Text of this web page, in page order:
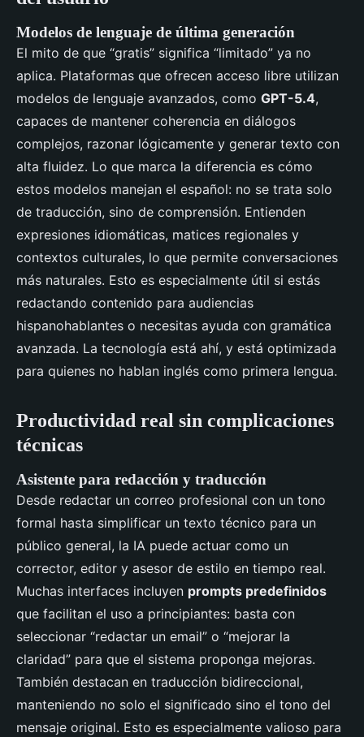
Modelos de lenguaje de última generación
El mito de que “gratis” significa “limitado” ya no
aplica. Plataformas que ofrecen acceso libre utilizan
modelos de lenguaje avanzados, como GPT-5.4,
capaces de mantener coherencia en diálogos
complejos, razonar lógicamente y generar texto con
alta fluidez. Lo que marca la diferencia es cómo
estos modelos manejan el español: no se trata solo
de traducción, sino de comprensión. Entienden
expresiones idiomáticas, matices regionales y
contextos culturales, lo que permite conversaciones
más naturales. Esto es especialmente útil si estás
redactando contenido para audiencias
hispanohablantes o necesitas ayuda con gramática
avanzada. La tecnología está ahí, y está optimizada
para quienes no hablan inglés como primera lengua.
Productividad real sin complicaciones
técnicas
Asistente para redacción y traducción
Desde redactar un correo profesional con un tono
formal hasta simplificar un texto técnico para un
público general, la IA puede actuar como un
corrector, editor y asesor de estilo en tiempo real.
Muchas interfaces incluyen prompts predefinidos
que facilitan el uso a principiantes: basta con
seleccionar “redactar un email” o “mejorar la
claridad” para que el sistema proponga mejoras.
También destacan en traducción bidireccional,
manteniendo no solo el significado sino el tono del
mensaje original. Esto es especialmente valioso para